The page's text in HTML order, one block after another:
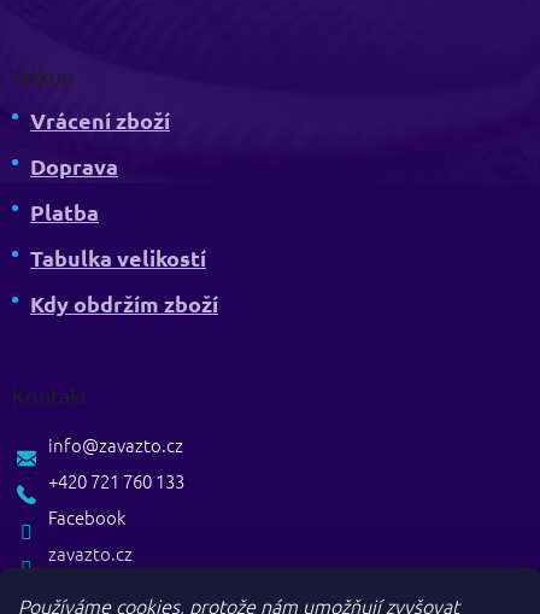
Používáme cookies, protože nám umožňují zvyšovat
Nákup
Vrácení zboží
Doprava
Platba
Tabulka velikostí
Kdy obdržím zboží
Kontakt
zavazto.cz
info@zavazto.cz
+420 721 760 133
Facebook